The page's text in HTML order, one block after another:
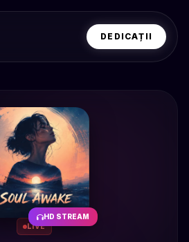
DEDICAȚII
HD STREAM
LIVE